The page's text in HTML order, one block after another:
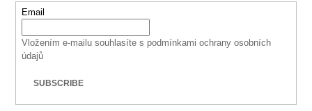
Email
Vložením e-mailu souhlasíte s podmínkami ochrany osobních
údajů
SUBSCRIBE